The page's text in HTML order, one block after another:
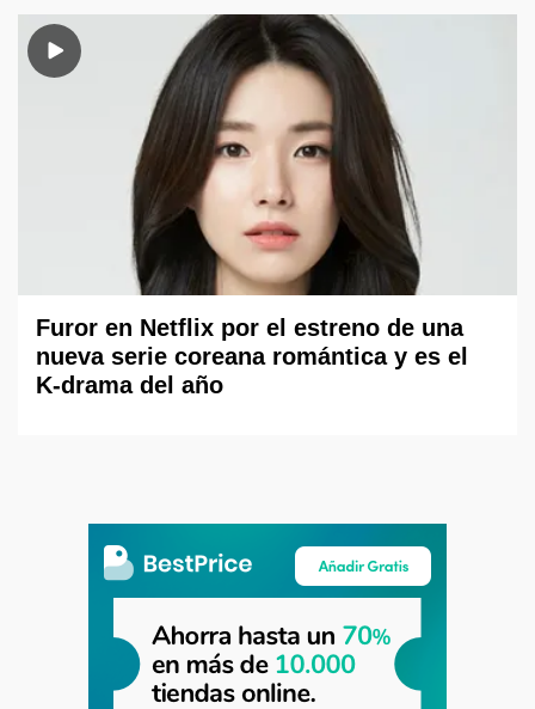
Furor en Netflix por el estreno de una
nueva serie coreana romántica y es el
K-drama del año